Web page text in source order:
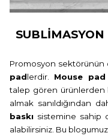
Promosyon sektörünün
padlerdir. Mouse pad
talep gören ürünlerden
almak sanıldığından
baskı sistemine sahip
alabilirsiniz. Bu